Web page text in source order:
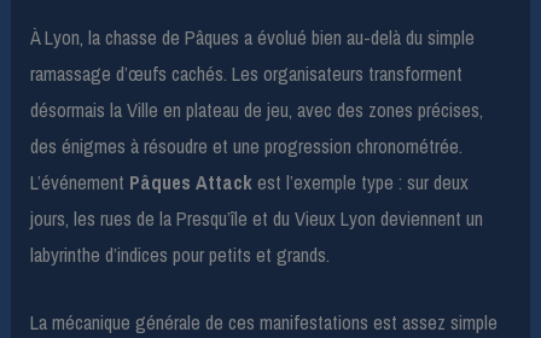
À Lyon, la chasse de Pâques a évolué bien au-delà du simple
ramassage d’œufs cachés. Les organisateurs transforment
désormais la Ville en plateau de jeu, avec des zones précises,
des énigmes à résoudre et une progression chronométrée.
L’événement Pâques Attackest l’exemple type : sur deux
jours, les rues de la Presqu’île et du Vieux Lyon deviennent un
labyrinthe d’indices pour petits et grands.
La mécanique générale de ces manifestations est assez simple